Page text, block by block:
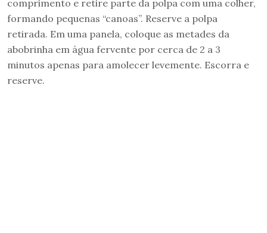
comprimento e retire parte da polpa com uma colher,
formando pequenas “canoas”. Reserve a polpa
retirada. Em uma panela, coloque as metades da
abobrinha em água fervente por cerca de 2 a 3
minutos apenas para amolecer levemente. Escorra e
reserve.